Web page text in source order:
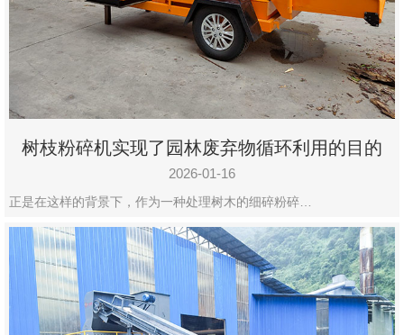
树枝粉碎机实现了园林废弃物循环利用的目的
2026-01-16
正是在这样的背景下，作为一种处理树木的细碎粉碎…